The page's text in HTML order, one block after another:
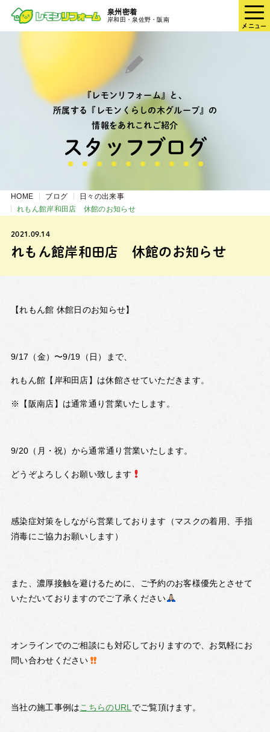
泉州密着
岸和田・泉佐野・阪南
メニュー
『レモンリフォーム』と、
所属する『レモンくらしの木グループ』の
情報をあれこれご紹介
スタッフブログ
HOME ブログ
日々の出来事
れもん館岸和田店 休館のお知らせ
2021.09.14
れもん館岸和田店 休館のお知らせ
【れもん館 休館日のお知らせ】
9/17（金）〜9/19（日）まで、
れもん館【岸和田店】は休館させていただきます。
※【阪南店】は通常通り営業いたします。
9/20（月・祝）から通常通り営業いたします。
どうぞよろしくお願い致します
感染症対策をしながら営業しております（マスクの着用、手指
消毒にご協力お願いします）
また、濃厚接触を避けるために、ご予約のお客様優先とさせて
いただいておりますのでご了承ください
オンラインでのご相談にも対応しておりますので、お気軽にお
問い合わせください
当社の施工事例はこちらのURL でご覧頂けます。